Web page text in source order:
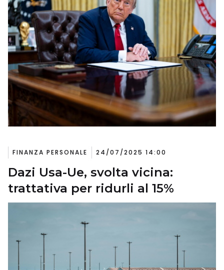
FINANZA PERSONALE 24/07/2025 14:00
Dazi Usa-Ue, svolta vicina:
trattativa per ridurli al 15%